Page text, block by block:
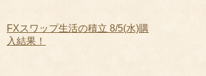
FXスワップ生活の積立 8/5(水)購
入結果！